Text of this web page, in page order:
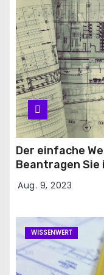
Der einfache
Beantragen Sie
Aug. 9, 2023
WISSENWERT